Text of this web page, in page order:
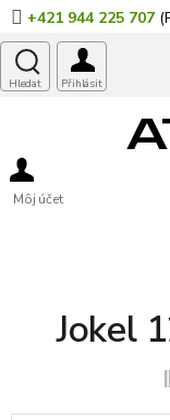
Prejsť
na
obsah
+421 944 225 707
Môj účet
Jokel